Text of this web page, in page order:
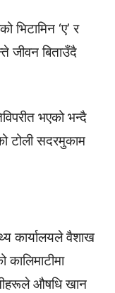
‘ए’ र
जीवन बिताउँदै
भएको भन्दै
टोली सदरमुकाम
कार्यालयले वैशाख
औषधि खान